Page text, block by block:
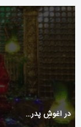
در آغوشِ پدر…